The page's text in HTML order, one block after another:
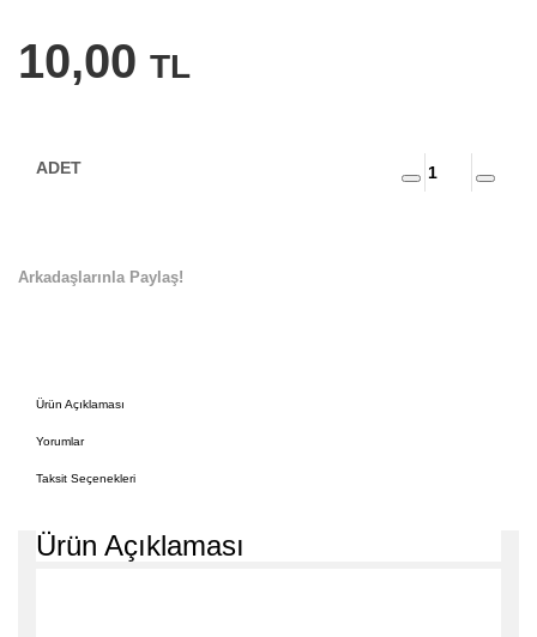
10,00 TL
Arkadaşlarınla Paylaş!
Ürün Açıklaması
Yorumlar
Taksit Seçenekleri
Ürün Açıklaması